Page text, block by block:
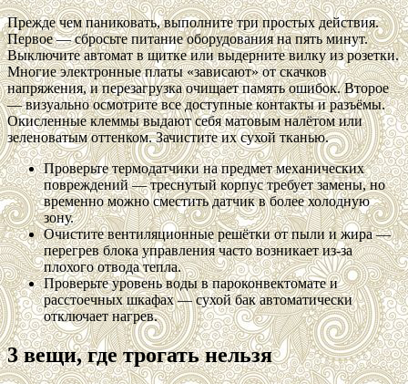
Прежде чем паниковать, выполните три простых действия.
Первое — сбросьте питание оборудования на пять минут.
Выключите автомат в щитке или выдерните вилку из розетки.
Многие электронные платы «зависают» от скачков
напряжения, и перезагрузка очищает память ошибок. Второе
— визуально осмотрите все доступные контакты и разъёмы.
Окисленные клеммы выдают себя матовым налётом или
зеленоватым оттенком. Зачистите их сухой тканью.
Проверьте термодатчики на предмет механических
повреждений — треснутый корпус требует замены, но
временно можно сместить датчик в более холодную
зону.
Очистите вентиляционные решётки от пыли и жира —
перегрев блока управления часто возникает из-за
плохого отвода тепла.
Проверьте уровень воды в пароконвектомате и
расстоечных шкафах — сухой бак автоматически
отключает нагрев.
3 вещи, где трогать нельзя